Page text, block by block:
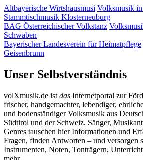
Altbayerische Wirtshausmusi Volksmusik
Stammtischmusik Klosterneuburg
BAG Österreichischer Volkstanz
Schwaben
Bayerischer Landesverein für Heimatpflege
Geisenbrunn
Unser Selbstverständnis
volXmusik.de ist das Internetportal zur
frischer, handgemachter, lebendiger,
und bodenständiger Volksmusik aus
Südtirol und der Schweiz. Sänger,
Genres tauschen hier Informationen und
Fragen, finden Antworten – und versorgen
Instrumenten, Noten, Tonträgern,